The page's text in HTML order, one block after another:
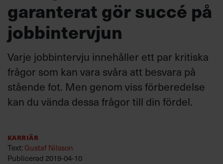
Annonsera
Om oss
Villkor och policy för
personuppgiftsbehandling
Chefakademin+
Populära utbildningar
garanterat gör succé på
jobbintervjun
Varje jobbintervju innehåller ett par kritiska
frågor som kan vara svåra att besvara på
stående fot. Men genom viss förberedelse
kan du vända dessa frågor till din fördel.
Karriär
Text: Gustaf Nilsson
Publicerad 2019-04-10